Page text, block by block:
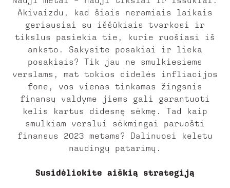
Akivaizdu, kad šiais neramiais laikais
geriausiai su iššūkiais tvarkosi ir
tikslus pasiekia tie, kurie ruošiasi iš
anksto. Sakysite posakiai ir lieka
posakiais? Tik jau ne smulkiesiems
verslams, mat tokios didelės infliacijos
fone, vos vienas tinkamas žingsnis
finansų valdyme jiems gali garantuoti
kelis kartus didesnę sėkmę. Tad kaip
smulkiam verslui sėkmingai paruošti
finansus 2023 metams? Dalinuosi keletu
naudingų patarimų.
Susidėliokite aiškią strategiją